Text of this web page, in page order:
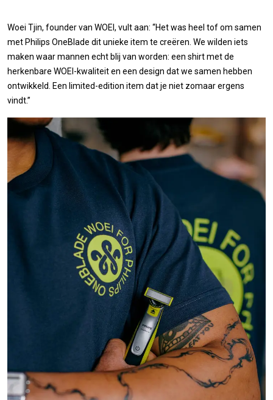
Woei Tjin, founder van WOEI, vult aan: “Het was heel tof om samen
met Philips OneBlade dit unieke item te creëren. We wilden iets
maken waar mannen echt blij van worden: een shirt met de
herkenbare WOEI-kwaliteit en een design dat we samen hebben
ontwikkeld. Een limited-edition item dat je niet zomaar ergens
vindt.”